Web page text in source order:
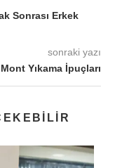
Sonrası Erkek
sonraki yazı
Yıkama İpuçları